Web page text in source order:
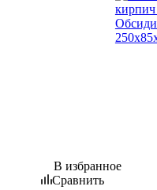
В избранное
Сравнить